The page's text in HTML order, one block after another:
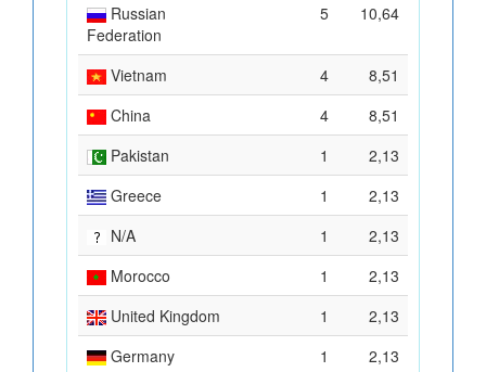
Russian
Federation
5 10,64
Vietnam 4
8,51
China
4
8,51
Pakistan
1
2,13
Greece
1
2,13
N/A
1
2,13
Morocco
1
2,13
United Kingdom
1
2,13
Germany
1
2,13